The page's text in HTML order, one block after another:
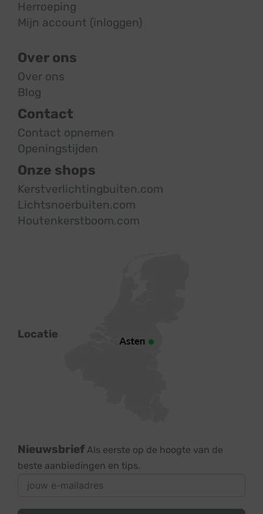
Herroeping
Mijn account (inloggen)
Over ons
Over ons
Blog
Contact
Contact opnemen
Openingstijden
Onze shops
Kerstverlichtingbuiten.com
Lichtsnoerbuiten.com
Houtenkerstboom.com
Locatie
Nieuwsbrief Als eerste op de hoogte van de
beste aanbiedingen en tips.